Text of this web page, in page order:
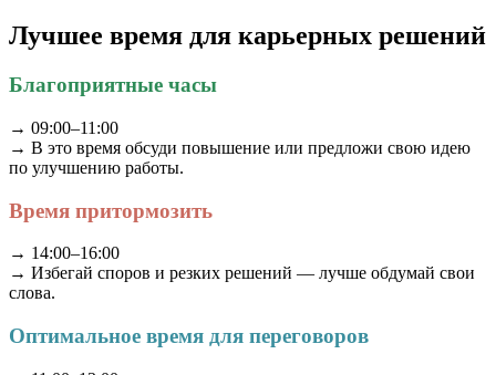
Лучшее время для карьерных решений
Благоприятные часы
→ 09:00–11:00
→ В это время обсуди повышение или предложи свою идею
по улучшению работы.
Время притормозить
→ 14:00–16:00
→ Избегай споров и резких решений — лучше обдумай свои
слова.
Оптимальное время для переговоров